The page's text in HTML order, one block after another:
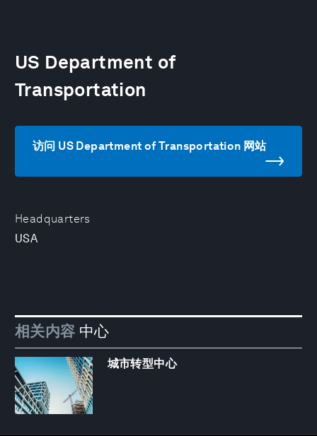
Headquarters
USA
US Department of
Transportation
访问 US Department of Transportation 网站
相关内容 中心
城市转型中心